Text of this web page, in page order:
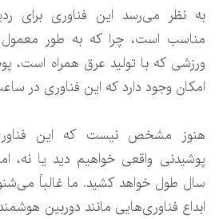
به نظر می‌رسد این فناوری برای
مناسب است، چرا که به طور معمول
ورزشی که با تولید عرق همراه است،
امکان وجود دارد که این فناوری در
هنوز مشخص نیست که این
پوشیدنی واقعی خواهیم دید یا نه،
سال طول خواهد کشید. ما غالباً
ابداع فناوری‌هایی مانند دوربین